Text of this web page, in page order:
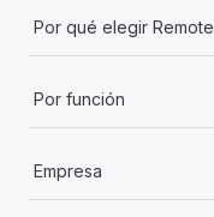
Por qué elegir Remote
Por función
Empresa